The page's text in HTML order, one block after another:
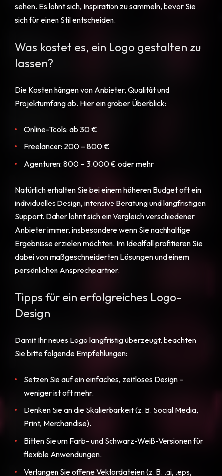
sehen. Es lohnt sich, Inspiration zu sammeln, bevor Sie
sich für einen Stil entscheiden.
Was kostet es, ein Logo gestalten zu
lassen?
Die Kosten hängen von Anbieter, Qualität und
Projektumfang ab. Hier ein grober Überblick:
Online-Tools: ab 30 €
Freelancer: 200 – 800 €
Agenturen: 800 – 3.000 € oder mehr
Natürlich erhalten Sie bei einem höheren Budget oft ein
individuelles Design, intensive Beratung und langfristigen
Support. Daher lohnt sich ein Vergleich verschiedener
Anbieter immer, insbesondere wenn Sie nachhaltige
Ergebnisse erzielen möchten. Im Idealfall profitieren Sie
dabei von maßgeschneiderten Lösungen und einem
persönlichen Ansprechpartner.
Tipps für ein erfolgreiches Logo-
Design
Damit Ihr neues Logo langfristig überzeugt, beachten
Sie bitte folgende Empfehlungen:
Setzen Sie auf ein einfaches, zeitloses Design –
weniger ist oft mehr.
Denken Sie an die Skalierbarkeit (z. B. Social Media,
Print, Merchandise).
Bitten Sie um Farb- und Schwarz-Weiß-Versionen für
flexible Anwendungen.
Verlangen Sie offene Vektordateien (z. B. .ai, .eps,